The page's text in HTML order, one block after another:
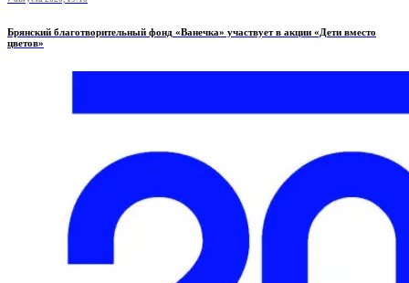
Брянский благотворительный фонд «Ванечка» участвует в акции «Дети вместо
цветов»